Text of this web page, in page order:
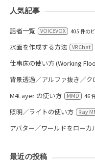
人気記事
話者一覧 VOICEVOX 405 件の
水面を作成する方法 VRChat
仕事床の使い方 (Working
背景透過／アルファ抜き／
M4Layer の使い方 MMD 46
照明／ライトの使い方 Ray
アバター／ワールドをロー
最近の投稿